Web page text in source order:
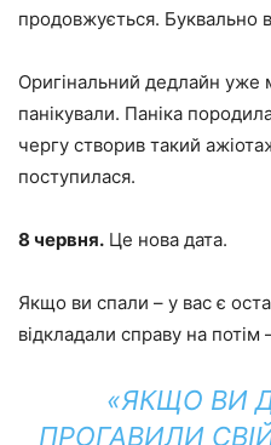
продовжується. Буквально
Оригінальний дедлайн уже
панікували. Паніка
чергу створив такий
поступилася.
8 червня. Це нова дата.
Якщо ви спали – у вас є
відкладали справу на потім
«ЯКЩО ВИ
ПРОГАВИЛИ